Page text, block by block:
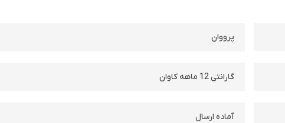
پرووان
گارانتی 12 ماهه کاوان
آماده ارسال